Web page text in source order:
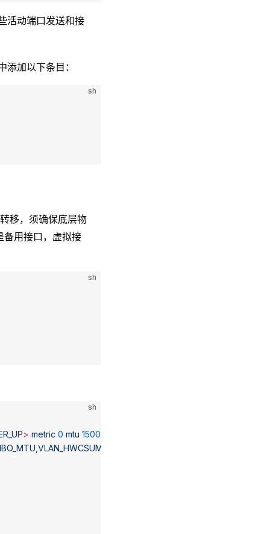
活动端口发送和接
添加以下条目：
sh
移，须确保底层物
备用接口，虚拟接
sh
sh
P> metric 0 mtu 1500